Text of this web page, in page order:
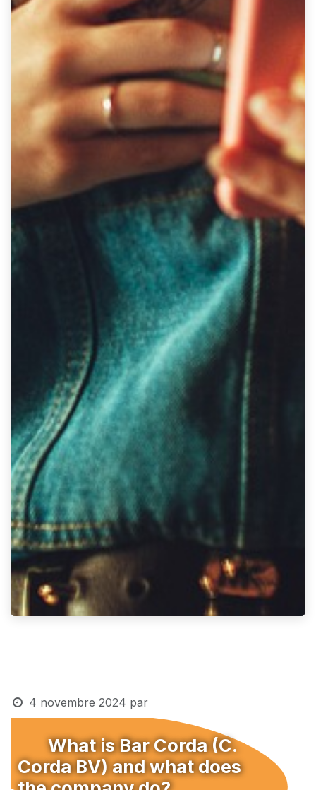
4 novembre 2024 par
​What is Bar Corda (C.
Corda BV) and what does